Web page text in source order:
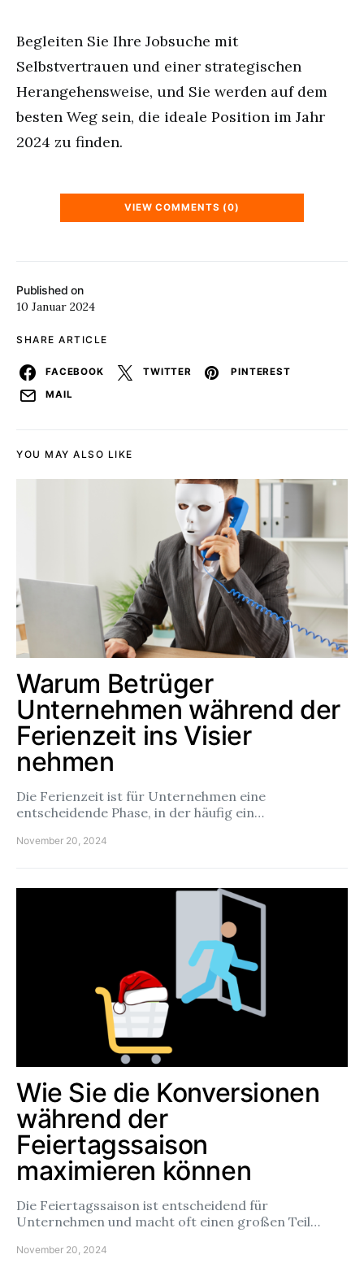
Published on
10 Januar 2024
SHARE ARTICLE
FACEBOOK TWITTER
PINTEREST
MAIL
Begleiten Sie Ihre Jobsuche mit
Selbstvertrauen und einer strategischen
Herangehensweise, und Sie werden auf dem
besten Weg sein, die ideale Position im Jahr
2024 zu finden.
VIEW COMMENTS (0)
YOU MAY ALSO LIKE
Warum Betrüger
Unternehmen während der
Ferienzeit ins Visier
nehmen
Die Ferienzeit ist für Unternehmen eine
entscheidende Phase, in der häufig ein…
November 20, 2024
Wie Sie die Konversionen
während der
Feiertagssaison
maximieren können
Die Feiertagssaison ist entscheidend für
Unternehmen und macht oft einen großen Teil…
November 20, 2024